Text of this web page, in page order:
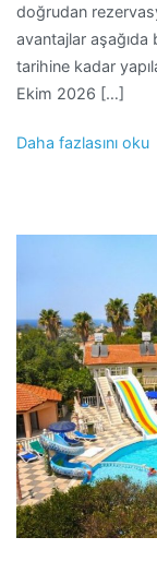
doğrudan
avantajlar
tarihine kadar
Ekim 2026 […]
Daha fazlasını oku